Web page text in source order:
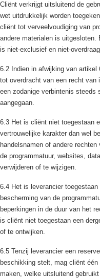
Cliënt verkrijgt uitsluitend de
wet uitdrukkelijk worden
cliënt tot verveelvoudiging van
andere materialen is
is niet-exclusief en niet-
6.2 Indien in afwijking van
tot overdracht van een recht van
een zodanige verbintenis
aangegaan.
6.3 Het is cliënt niet toegestaan
vertrouwelijke karakter dan wel
handelsnamen of andere
de programmatuur, websites,
verwijderen of te wijzigen.
6.4 Het is leverancier
bescherming van de
beperkingen in de duur van het
is cliënt niet toegestaan een
of te ontwijken.
6.5 Tenzij leverancier een
beschikking stelt, mag cliënt
maken, welke uitsluitend